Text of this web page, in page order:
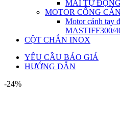
MÁI TỰ
MOTOR CỔNG
Motor cánh tay
MASTIFF300/
CỘT CHẮN INOX
YÊU CẦU BÁO GIÁ
HƯỚNG DẪN
-24%